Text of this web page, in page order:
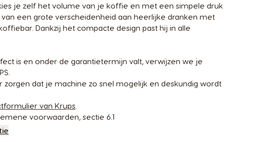
je zelf het volume van je koffie en met een simpele druk
een grote verscheidenheid aan heerlijke dranken met
Dankzij het compacte design past hij in alle
is en onder de garantietermijn valt, verwijzen we je
zorgen dat je machine zo snel mogelijk en deskundig wordt
van Krups
voorwaarden, sectie 6.1